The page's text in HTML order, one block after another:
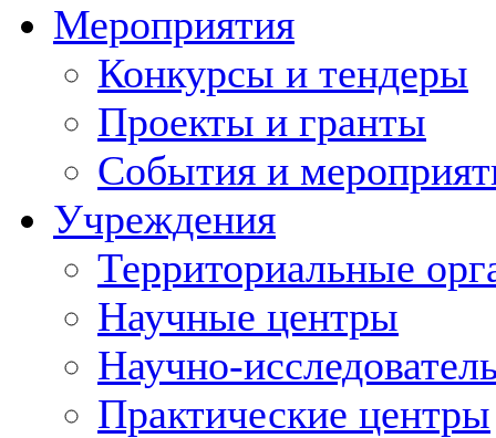
Мероприятия
Конкурсы и тендеры
Проекты и гранты
События и
Учреждения
Территориальные
Научные центры
Научно-
Практические центры